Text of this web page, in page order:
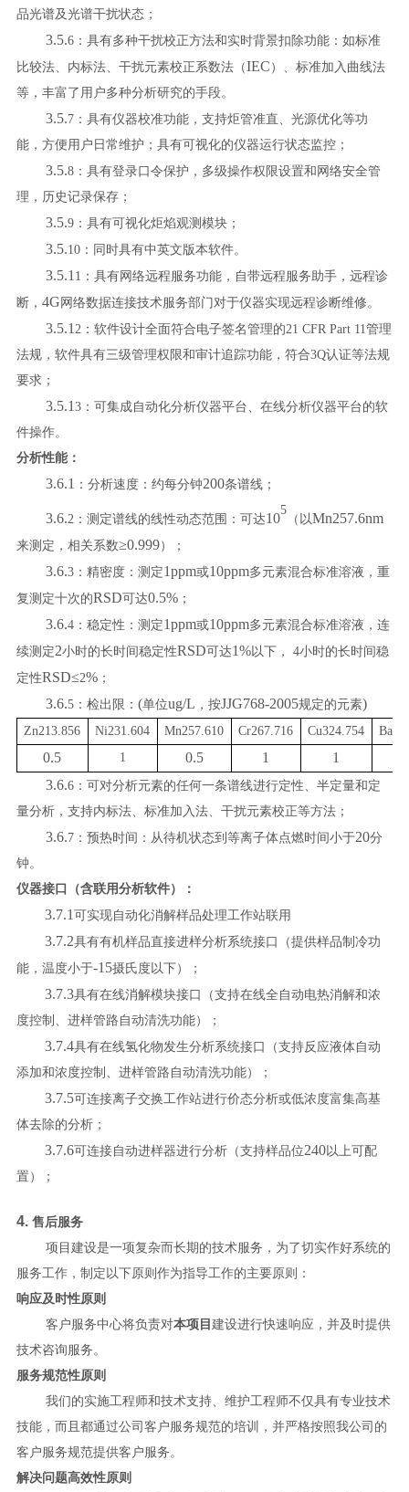
品光谱及光谱干扰状态；
3.5.6： 具有多种干扰校正方法和实时背景扣除功能：如标准
比较法、内标法、干扰元素校正系数法（IEC ）、标准加入曲线法
等，丰富了用户多种分析研究的手段。
3.5.7： 具有仪器校准功能，支持炬管准直、光源优化等功
能，方便用户日常维护；具有可视化的仪器运行状态监控；
3.5.8： 具有登录口令保护，多级操作权限设置和网络安全管
理，历史记录保存；
3.5.9： 具有可视化炬焰观测模块；
3.5.10： 同时具有中英文版本软件。
3.5.1 1 ：具有网络远程服务功能，自带远程服务助手，远程诊
断， 4G 网络数据连接技术服务部门对于仪器实现远程诊断维修。
3.5.1 2 ： 软件设计全面符合电子签名管理的21 CFR Part 11管理
法规，软件具有三级管理权限和审计追踪功能，符合3Q认证等法规
要求；
3.5.1 3： 可集成自动化分析仪器平台、在线分析仪器平台的软
件操作。
分析性能：
3.6.1 ：分析速度：约每分钟200条谱线；
3.6.2：测定谱线的线性动态范围：可达10
5
（以Mn257.6nm
来测定，相关系数≥0.999）；
3.6.3：精密度：测定1ppm或10ppm多元素混合标准溶液，重
复测定十次的RSD可达0.5%；
3.6.4：稳定性：测定1ppm或10ppm多元素混合标准溶液，连
续测定2小时的长时间稳定性RSD可达1%以下， 4小时的长时间稳
定性RSD≤2%；
3.6.5：检出限： (单位ug/L ，按JJG768-2005规定的元素)
Zn213.856 Ni231.604 Mn257.610 Cr267.716 Cu324.754
0.5 1 0.5 1 1
3.6.6： 可对分析元素的任何一条谱线进行定性、半定量和定
量分析，支持内标法、标准加入法、干扰元素校正等方法；
3.6.7：预热时间：从待机状态到等离子体点燃时间小于20分
钟。
仪器接口（含联用分析软件）：
3.7.1可实现自动化消解样品处理工作站联用
3.7.2具有有机样品直接进样分析系统接口（提供样品制冷功
能，温度小于-15摄氏度以下）；
3.7.3具有在线消解模块接口（支持在线全自动电热消解和浓
度控制、进样管路自动清洗功能）；
3.7.4具有在线氢化物发生分析系统接口（支持反应液体自动
添加和浓度控制、进样管路自动清洗功能）；
3.7.5可连接离子交换工作站进行价态分析或低浓度富集高基
体去除的分析；
3.7.6可连接自动进样器进行分析（支持样品位240以上可配
置）；
4. 售后服务
项目建设是一项复杂而长期的技术服务，为了切实作好系统的
服务工作，制定以下原则作为指导工作的主要原则：
响应及时性原则
客户服务中心将负责对本项目 建设进行快速响应，并及时提供
技术咨询服务。
服务规范性原则
我们的实施工程师和技术支持、维护工程师不仅具有专业技术
技能，而且都通过公司客户服务规范的培训，并严格按照我公司的
客户服务规范提供客户服务。
解决问题高效性原则